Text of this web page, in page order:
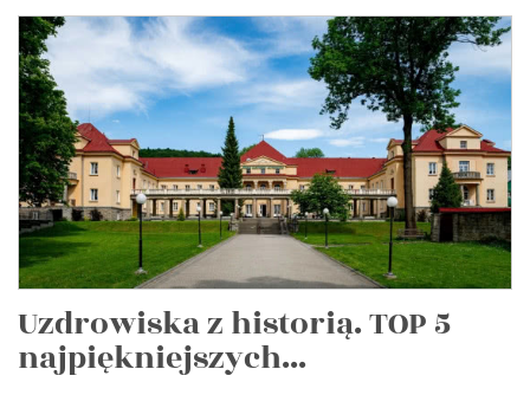
Uzdrowiska z historią. TOP 5
najpiękniejszych...